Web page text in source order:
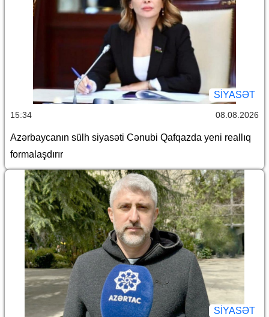
SİYASƏT
15:34 08.08.2026
Azərbaycanın sülh siyasəti Cənubi Qafqazda yeni reallıq
formalaşdırır
SİYASƏT